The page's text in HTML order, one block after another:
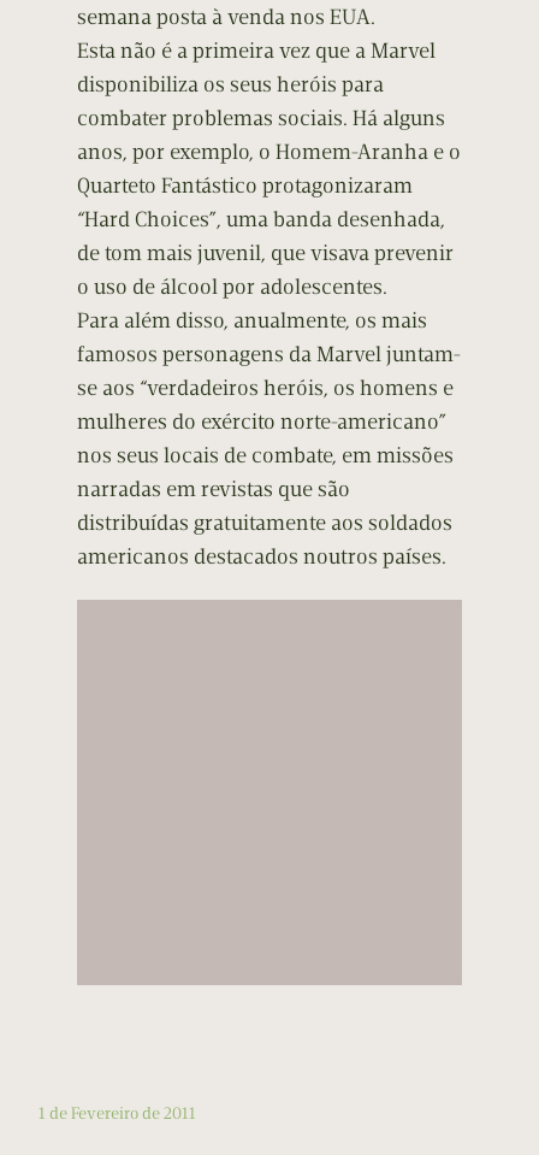
semana posta à venda nos EUA.
Esta não é a primeira vez que a Marvel
disponibiliza os seus heróis para
combater problemas sociais. Há alguns
anos, por exemplo, o Homem-Aranha e o
Quarteto Fantástico protagonizaram
“Hard Choices”, uma banda desenhada,
de tom mais juvenil, que visava prevenir
o uso de álcool por adolescentes.
Para além disso, anualmente, os mais
famosos personagens da Marvel juntam-
se aos “verdadeiros heróis, os homens e
mulheres do exército norte-americano”
nos seus locais de combate, em missões
narradas em revistas que são
distribuídas gratuitamente aos soldados
americanos destacados noutros países.
1 de Fevereiro de 2011